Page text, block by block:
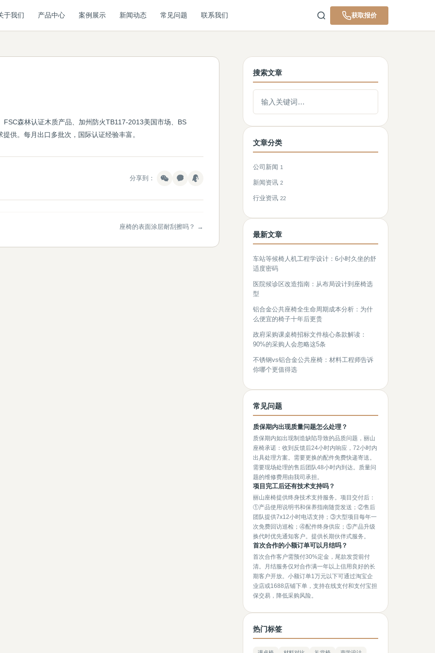
于我们 产品中心 案例展示 新闻动态 常见问题 联系我们 获取报价
森林认证木质产品、加州防火TB117-2013美国市场、BS
供。每月出口多批次，国际认证经验丰富。
分享到：
座椅的表面涂层耐刮擦吗？ →
搜索文章
文章分类
公司新闻 1
新闻资讯 2
行业资讯 22
最新文章
车站等候椅人机工程学设计：6小时久坐的舒
适度密码
医院候诊区改造指南：从布局设计到座椅选
型
铝合金公共座椅全生命周期成本分析：为什
么便宜的椅子十年后更贵
政府采购课桌椅招标文件核心条款解读：
90%的采购人会忽略这5条
不锈钢vs铝合金公共座椅：材料工程师告诉
你哪个更值得选
常见问题
质保期内出现质量问题怎么处理？
质保期内如出现制造缺陷导致的品质问题，丽山
座椅承诺：收到反馈后24小时内响应，72小时内
出具处理方案。需要更换的配件免费快递寄送。
需要现场处理的售后团队48小时内到达。质量问
题的维修费用由我司承担。
项目完工后还有技术支持吗？
丽山座椅提供终身技术支持服务。项目交付后：
①产品使用说明书和保养指南随货发送；②售后
团队提供7x12小时电话支持；③大型项目每年一
次免费回访巡检；④配件终身供应；⑤产品升级
换代时优先通知客户。提供长期伙伴式服务。
首次合作的小额订单可以月结吗？
首次合作客户需预付30%定金，尾款发货前付
清。月结服务仅对合作满一年以上信用良好的长
期客户开放。小额订单1万元以下可通过淘宝企
业店或1688店铺下单，支持在线支付和支付宝担
保交易，降低采购风险。
热门标签